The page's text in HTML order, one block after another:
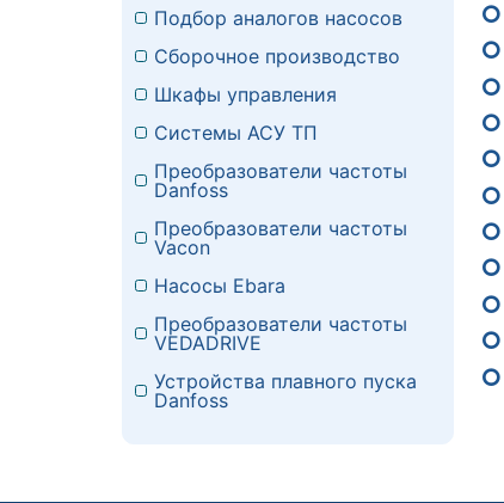
Подбор аналогов насосов
Сборочное производство
Шкафы управления
Системы АСУ ТП
Преобразователи частоты
Danfoss
Преобразователи частоты
Vacon
Насосы Ebara
Преобразователи частоты
VEDADRIVE
Устройства плавного пуска
Danfoss